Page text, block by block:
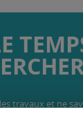
travaux et ne